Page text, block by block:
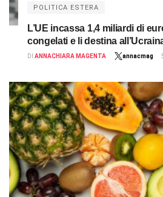
POLITICA ESTERA
L’UE incassa 1,4 miliardi di
congelati e li destina
DI ANNACHIARA MAGENTA annacmag